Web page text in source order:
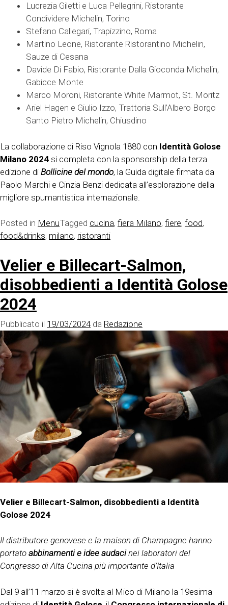
Lucrezia Giletti e Luca Pellegrini, Ristorante
Condividere Michelin, Torino
Stefano Callegari, Trapizzino, Roma
Martino Leone, Ristorante Ristorantino Michelin,
Sauze di Cesana
Davide Di Fabio, Ristorante Dalla Gioconda Michelin,
Gabicce Monte
Marco Moroni, Ristorante White Marmot, St. Moritz
Ariel Hagen e Giulio Izzo, Trattoria Sull’Albero Borgo
Santo Pietro Michelin, Chiusdino
La collaborazione di Riso Vignola 1880 con Identità Golose
Milano 2024 si completa con la sponsorship della terza
edizione di Bollicine del mondo, la Guida digitale firmata da
Paolo Marchi e Cinzia Benzi dedicata all’esplorazione della
migliore spumantistica internazionale.
Posted in MenuTagged cucina, fiera Milano, fiere, food,
food&drinks, milano, ristoranti
Velier e Billecart-Salmon,
disobbedienti a Identità Golose
2024
Pubblicato il 19/03/2024 da Redazione
Velier e Billecart-Salmon, disobbedienti a Identità
Golose 2024
Il distributore genovese e la maison di Champagne hanno
portato abbinamenti e idee audacinei laboratori del
Congresso di Alta Cucina più importante d’Italia
Dal 9 all’11 marzo si è svolta al Mico di Milano la 19esima